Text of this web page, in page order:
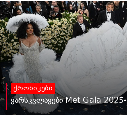
ქრონიკები
ვარსკვლავები Met Gala